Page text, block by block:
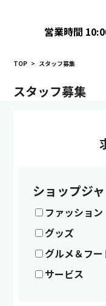
営業時間
TOP > スタッフ募集
スタッフ募集
ショップジ
ファッション
グッズ
グルメ＆フー
サービス